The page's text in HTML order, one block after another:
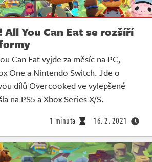
You Can Eat se rozšíří
Can Eat vyjde za měsíc na PC,
One a Nintendo Switch. Jde o
dílů Overcooked ve vylepšené
na PS5 a Xbox Series X/S.
1 minuta 16. 2. 2021